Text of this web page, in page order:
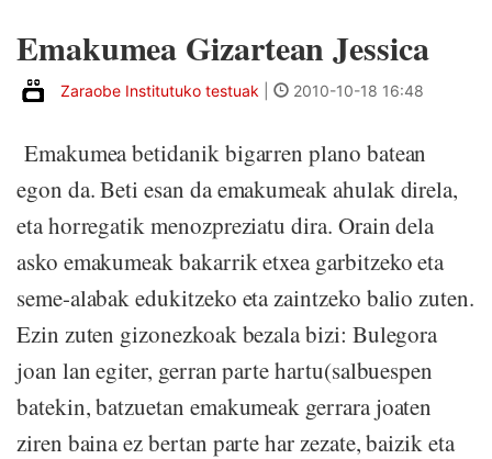
Emakumea Gizartean Jessica
Zaraobe Institutuko testuak 2010-10-18 16:48
Emakumea betidanik bigarren plano batean
egon da. Beti esan da emakumeak ahulak direla,
eta horregatik menozpreziatu dira. Orain dela
asko emakumeak bakarrik etxea garbitzeko eta
seme-alabak edukitzeko eta zaintzeko balio zuten.
Ezin zuten gizonezkoak bezala bizi: Bulegora
joan lan egiter, gerran parte hartu(salbuespen
batekin, batzuetan emakumeak gerrara joaten
ziren baina ez bertan parte har zezate, baizik eta